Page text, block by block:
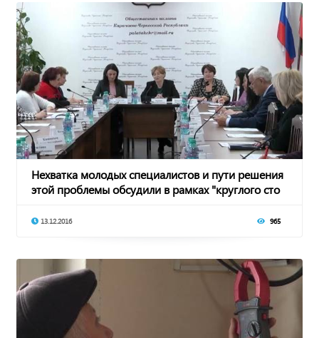
Нехватка молодых специалистов и пути решения
этой проблемы обсудили в рамках "круглого сто
13.12.2016 965